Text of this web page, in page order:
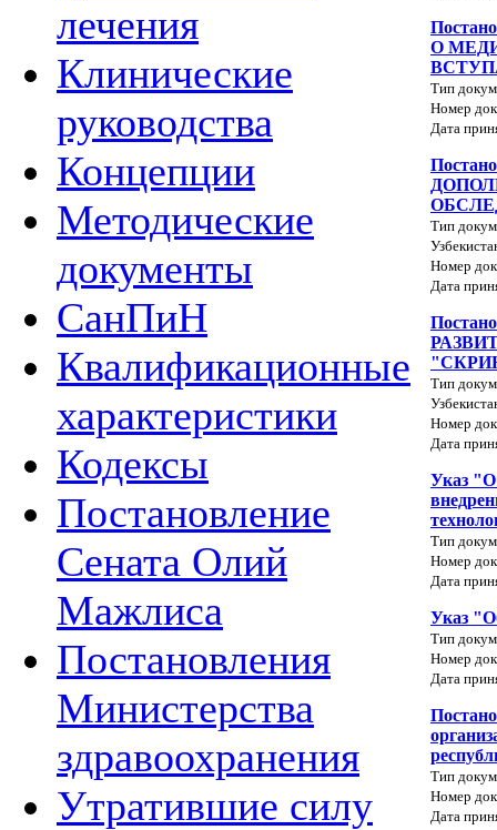
лечения
Клинические
руководства
Концепции
Методические
документы
СанПиН
Квалификационные
характеристики
Кодексы
Постановление
Сената Олий
Мажлиса
Постановления
Министерства
здравоохранения
Утратившие силу
О
Тип
Номер
Дата
Тип
Номер
Дата
Тип
Номер
Дата
Указ "О
Тип
Номер
Дата
Указ
Тип
Номер
Дата
Тип
Номер
Дата